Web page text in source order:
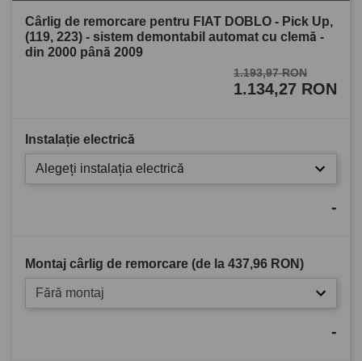
Cârlig de remorcare pentru FIAT DOBLO - Pick Up,
(119, 223) - sistem demontabil automat cu clemă -
din 2000 până 2009
1.193,97 RON
1.134,27 RON
Instalație electrică
Alegeți instalația electrică
-
Montaj cârlig de remorcare (de la 437,96 RON)
Fără montaj
-